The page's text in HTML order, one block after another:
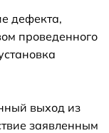
дефекта,
проведенного
выход из
заявленным